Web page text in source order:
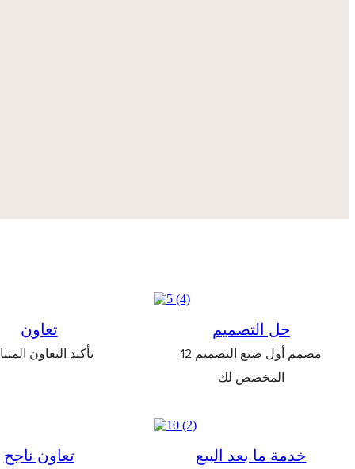
تعاون
تأكيد التعاون
حل التصميم
12 مصمم أول صنع التصميم
المخصص لك
تعاون ناجح خدمة ما بعد البيع